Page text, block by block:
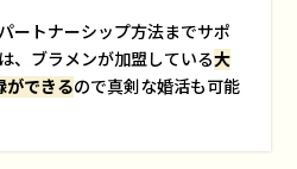
ートナーシップ方法までサポ
、ブラメンが加盟している大
ができるので真剣な婚活も可能